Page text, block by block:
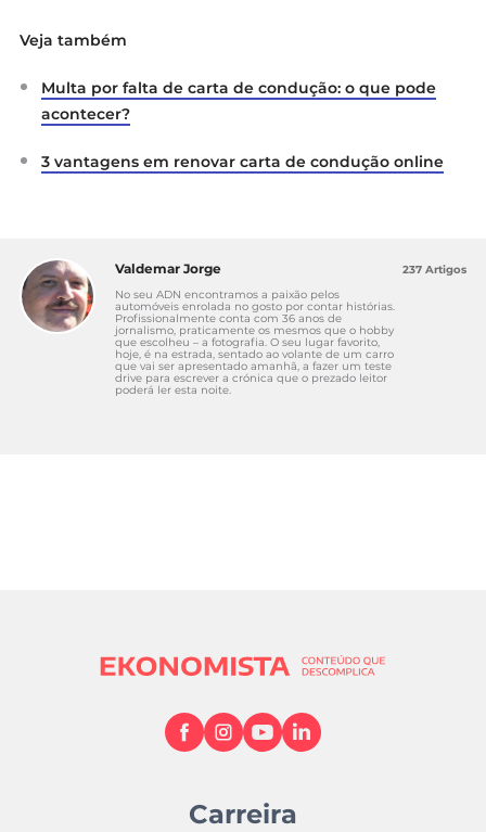
Veja também
Multa por falta de carta de condução: o que pode
acontecer?
3 vantagens em renovar carta de condução online
Valdemar Jorge
No seu ADN encontramos a paixão pelos
automóveis enrolada no gosto por contar histórias.
Profissionalmente conta com 36 anos de
jornalismo, praticamente os mesmos que o hobby
que escolheu – a fotografia. O seu lugar favorito,
hoje, é na estrada, sentado ao volante de um carro
que vai ser apresentado amanhã, a fazer um teste
drive para escrever a crónica que o prezado leitor
poderá ler esta noite.
237 Artigos
Carreira